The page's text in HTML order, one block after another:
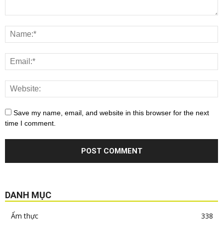
Save my name, email, and website in this browser for the next
time I comment.
DANH MỤC
Ẩm thực
338